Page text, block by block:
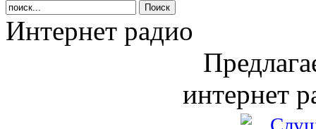
Интернет радио
интернет